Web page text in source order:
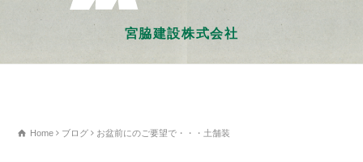
宮脇建設株式会社
Home ブログ お盆前にのご要望で・・・土舗装